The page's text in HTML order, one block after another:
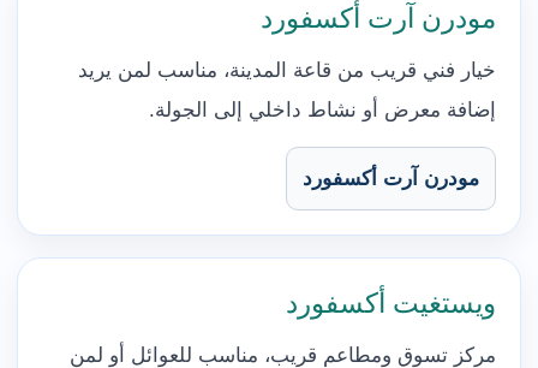
مودرن آرت أكسفورد
خيار فني قريب من قاعة المدينة، مناسب لمن يريد
إضافة معرض أو نشاط داخلي إلى الجولة.
مودرن آرت أكسفورد
ويستغيت أكسفورد
مركز تسوق ومطاعم قريب، مناسب للعوائل أو لمن